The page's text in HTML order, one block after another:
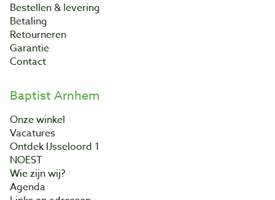
Bestellen & levering
Betaling
Retourneren
Garantie
Contact
Baptist Arnhem
Onze winkel
Vacatures
Ontdek IJsseloord 1
NOEST
Wie zijn wij?
Agenda